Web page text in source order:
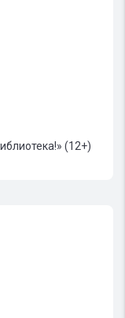
(12+)